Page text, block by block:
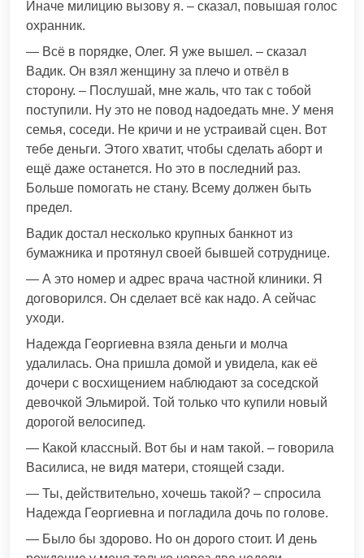
Иначе милицию вызову я. – сказал, повышая голос
охранник.
— Всё в порядке, Олег. Я уже вышел. – сказал
Вадик. Он взял женщину за плечо и отвёл в
сторону. – Послушай, мне жаль, что так с тобой
поступили. Ну это не повод надоедать мне. У меня
семья, соседи. Не кричи и не устраивай сцен. Вот
тебе деньги. Этого хватит, чтобы сделать аборт и
ещё даже останется. Но это в последний раз.
Больше помогать не стану. Всему должен быть
предел.
Вадик достал несколько крупных банкнот из
бумажника и протянул своей бывшей сотруднице.
— А это номер и адрес врача частной клиники. Я
договорился. Он сделает всё как надо. А сейчас
уходи.
Надежда Георгиевна взяла деньги и молча
удалилась. Она пришла домой и увидела, как её
дочери с восхищением наблюдают за соседской
девочкой Эльмирой. Той только что купили новый
дорогой велосипед.
— Какой классный. Вот бы и нам такой. – говорила
Василиса, не видя матери, стоящей сзади.
— Ты, действительно, хочешь такой? – спросила
Надежда Георгиевна и погладила дочь по голове.
— Было бы здорово. Но он дорого стоит. И день